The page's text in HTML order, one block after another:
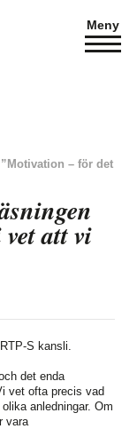
Meny
– för det
att vi
S kansli.
det enda
vet ofta precis vad
anledningar. Om
vara